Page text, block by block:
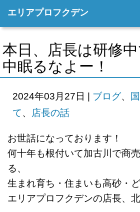
エリアプロフクデン
本日、店長は研修
中眠るなよー！
2024年03月27日 | ブログ、
て、 店長の話
お世話になっております！
何十年も根付いて加古川で商
る、
生まれ育ち・住まいも高砂・
エリアプロフクデンの店長、